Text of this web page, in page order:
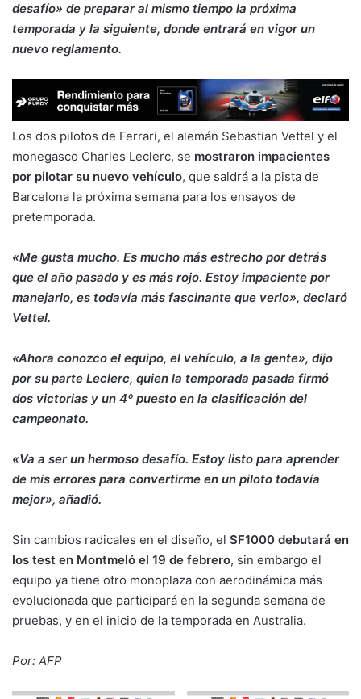
desafío» de preparar al mismo tiempo la próxima
temporada y la siguiente, donde entrará en vigor un
nuevo reglamento.
Los dos pilotos de Ferrari, el alemán Sebastian Vettel y el
monegasco Charles Leclerc, se mostraron impacientes
por pilotar su nuevo vehículo, que saldrá a la pista de
Barcelona la próxima semana para los ensayos de
pretemporada.
«Me gusta mucho. Es mucho más estrecho por detrás
que el año pasado y es más rojo. Estoy impaciente por
manejarlo, es todavía más fascinante que verlo», declaró
Vettel.
«Ahora conozco el equipo, el vehículo, a la gente», dijo
por su parte Leclerc, quien la temporada pasada firmó
dos victorias y un 4º puesto en la clasificación del
campeonato.
«Va a ser un hermoso desafío. Estoy listo para aprender
de mis errores para convertirme en un piloto todavía
mejor», añadió.
Sin cambios radicales en el diseño, el SF1000 debutará en
los test en Montmeló el 19 de febrero, sin embargo el
equipo ya tiene otro monoplaza con aerodinámica más
evolucionada que participará en la segunda semana de
pruebas, y en el inicio de la temporada en Australia.
Por: AFP